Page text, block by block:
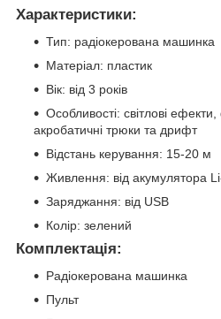
Характеристики:
Тип: радіокерована машинка
Матеріал: пластик
Вік: від 3 років
Особливості: світлові
акробатичні трюки та дрифт
Відстань керування: 15-20 м
Живлення: від акумулятора
Заряджання: від USB
Колір: зелений
Комплектація:
Радіокерована машинка
Пульт